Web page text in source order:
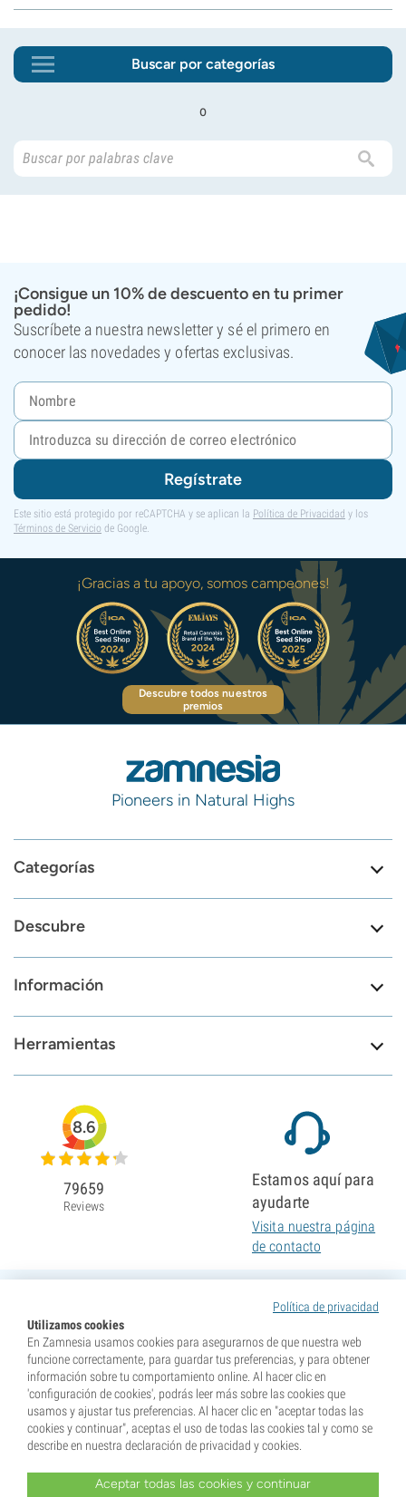
Buscar por categorías
o
¡Consigue un 10% de descuento en tu primer
pedido!
Suscríbete a nuestra newsletter y sé el primero en
conocer las novedades y ofertas exclusivas.
Regístrate
Este sitio está protegido por reCAPTCHA y se aplican la Política de Privacidad y los
Términos de Servicio de Google.
¡Gracias a tu apoyo, somos campeones!
Descubre todos nuestros
premios
Pioneers in Natural Highs
Categorías
Descubre
Información
Herramientas
Política de privacidad
Utilizamos cookies
En Zamnesia usamos cookies para asegurarnos de que nuestra web
funcione correctamente, para guardar tus preferencias, y para obtener
información sobre tu comportamiento online. Al hacer clic en
'configuración de cookies', podrás leer más sobre las cookies que
usamos y ajustar tus preferencias. Al hacer clic en "aceptar todas las
cookies y continuar", aceptas el uso de todas las cookies tal y como se
describe en nuestra declaración de privacidad y cookies.
Aceptar todas las cookies y continuar
8.6
79659
Reviews
Estamos aquí para
ayudarte
Visita nuestra página
de contacto
* Nuestras semillas se venden como suvenires. La germinación de semillas es ilegal en muchos